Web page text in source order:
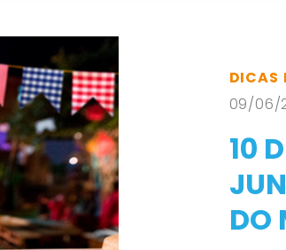
DICAS
09/06/
10
DO